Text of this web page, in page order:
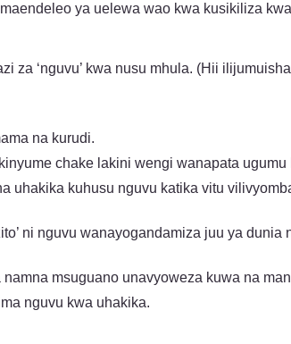
ya uelewa wao kwa kusikiliza
‘nguvu’ kwa nusu mhula. (Hii
na kurudi.
chake lakini wengi wanapata
kuhusu nguvu katika vitu
ni nguvu wanayogandamiza juu ya
msuguano unavyoweza kuwa na
nguvu kwa uhakika.